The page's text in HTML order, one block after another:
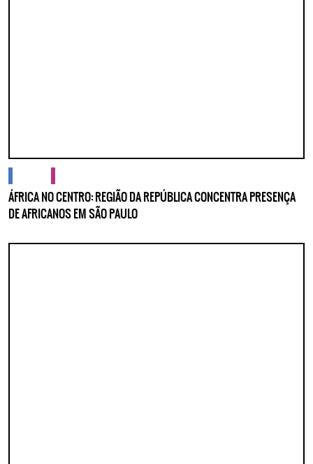
ÁFRICA NO CENTRO: REGIÃO DA REPÚBLICA CONCENTRA PRESENÇA
DE AFRICANOS EM SÃO PAULO